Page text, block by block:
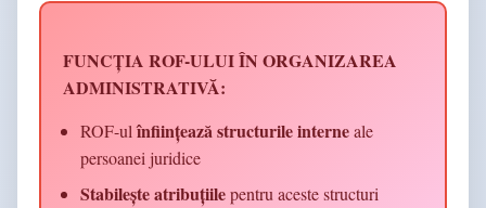
FUNCȚIA ROF-ULUI ÎN ORGANIZAREA
ADMINISTRATIVĂ:
ROF-ulînființează structurile interneale
persoanei juridice
Stabilește atribuțiilepentru aceste structuri